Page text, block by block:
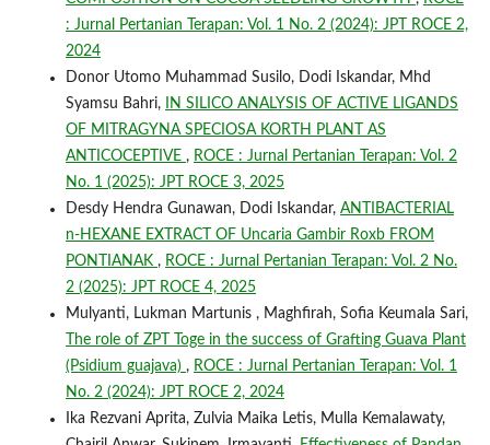
: Jurnal Pertanian Terapan: Vol. 1 No. 2 (2024): JPT ROCE 2,
2024
Donor Utomo Muhammad Susilo, Dodi Iskandar, Mhd
Syamsu Bahri,
IN SILICO ANALYSIS OF ACTIVE LIGANDS
OF MITRAGYNA SPECIOSA KORTH PLANT AS
ANTICOCEPTIVE , ROCE : Jurnal Pertanian Terapan: Vol. 2
No. 1 (2025): JPT ROCE 3, 2025
Desdy Hendra Gunawan, Dodi Iskandar, ANTIBACTERIAL
n-HEXANE EXTRACT OF Uncaria Gambir Roxb FROM
PONTIANAK , ROCE : Jurnal Pertanian Terapan: Vol. 2 No.
2 (2025): JPT ROCE 4, 2025
Mulyanti, Lukman Martunis , Maghfirah, Sofia Keumala Sari,
The role of ZPT Toge in the success of Grafting Guava Plant
(Psidium guajava) , ROCE : Jurnal Pertanian Terapan: Vol. 1
No. 2 (2024): JPT ROCE 2, 2024
Ika Rezvani Aprita, Zulvia Maika Letis, Mulla Kemalawaty,